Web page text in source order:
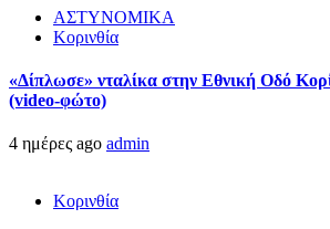
ΑΣΤΥΝΟΜΙΚΑ
Κορινθία
«Δίπλωσε» νταλίκα στην Εθνική Oδό
(video-φώτο)
4 ημέρες ago admin
Κορινθία